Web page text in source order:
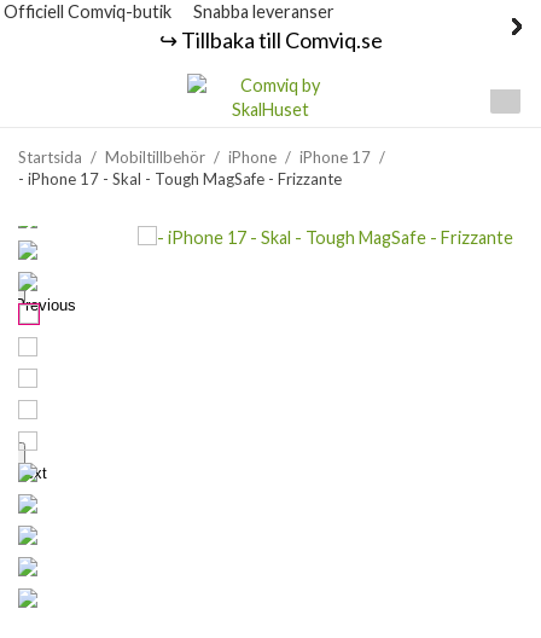
Officiell Comviq-butik Snabba leveranser
↪️ Tillbaka till Comviq.se
Startsida / Mobiltillbehör / iPhone / iPhone 17 /
- iPhone 17 - Skal - Tough MagSafe - Frizzante
Previous
Next